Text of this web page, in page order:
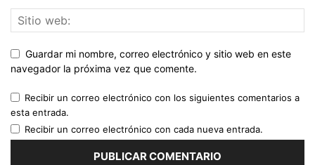
Guardar mi nombre, correo electrónico y sitio web en este
navegador la próxima vez que comente.
Recibir un correo electrónico con los siguientes comentarios a
esta entrada.
Recibir un correo electrónico con cada nueva entrada.